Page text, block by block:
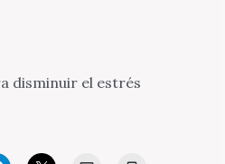
disminuir el estrés